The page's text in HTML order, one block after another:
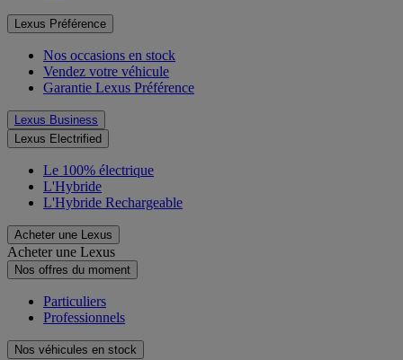
Lexus Préférence
Nos occasions en stock
Vendez votre véhicule
Garantie Lexus Préférence
Lexus Business
Lexus Electrified
Le 100% électrique
L'Hybride
L'Hybride Rechargeable
Acheter une Lexus
Acheter une Lexus
Nos offres du moment
Particuliers
Professionnels
Nos véhicules en stock